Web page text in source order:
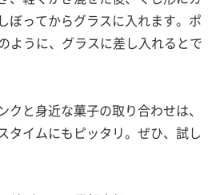
ぼってからグラスに入れます。ポ
ように、グラスに差し入れるとで
クと身近な菓子の取り合わせは、
タイムにもピッタリ。ぜひ、試し